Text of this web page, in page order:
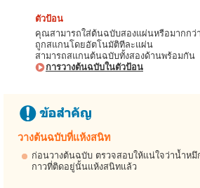
ตัวป้อน
คุณสามารถใส่ต้นฉบับสองแผ่นหรือมากกว่
ถูกสแกนโดยอัตโนมัติทีละแผ่น
สามารถสแกนต้นฉบับทั้งสองด้านพร้อมกัน
การวางต้นฉบับในตัวป้อน
วางต้นฉบับที่แห้งสนิท
ก่อนวางต้นฉบับ ตรวจสอบให้แน่ใจว่าน้ำห
กาวที่ติดอยู่นั้นแห้งสนิทแล้ว